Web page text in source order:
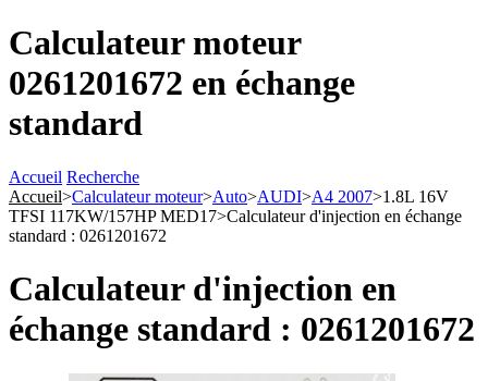
Calculateur moteur
0261201672 en échange
standard
Accueil Recherche
Accueil>Calculateur moteur>Auto>AUDI>A4 2007>1.8L 16V
TFSI 117KW/157HP MED17>Calculateur d'injection en échange
standard : 0261201672
Calculateur d'injection en
échange standard : 0261201672